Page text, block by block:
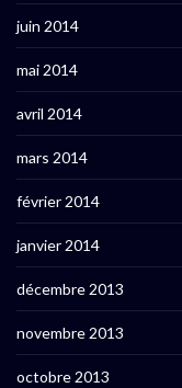
juin 2014
mai 2014
avril 2014
mars 2014
février 2014
janvier 2014
décembre 2013
novembre 2013
octobre 2013